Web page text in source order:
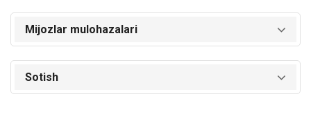
Mijozlar mulohazalari
Sotish